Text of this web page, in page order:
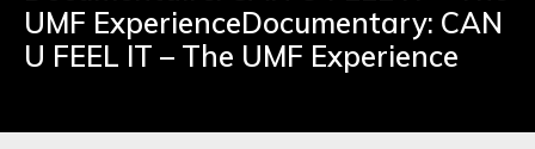
UMF ExperienceDocumentary: CAN
U FEEL IT – The UMF Experience